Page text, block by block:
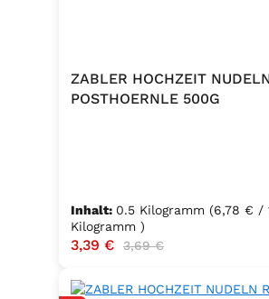
ZABLER HOCHZEIT
POSTHOERNLE 500G
Inhalt: 0.5 Kilogramm (6,78 € /
Kilogramm )
Verkaufspreis:
3,39 € Regulärer Preis:
3,69 €